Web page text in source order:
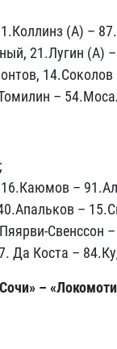
(А) –
21.Лугин (А)
–
–
–
Свенссон –
Да Коста –
–